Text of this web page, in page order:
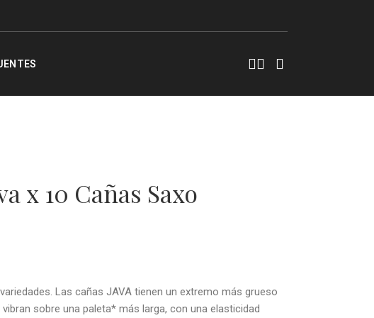
x 10 Cañas Saxo
Las cañas JAVA tienen un extremo más grueso
sobre una paleta* más larga, con una elasticidad